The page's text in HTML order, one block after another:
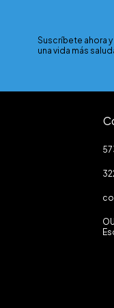
Suscríbete ahora
una vida más